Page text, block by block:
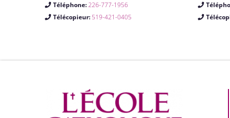
Téléphone:226-777-1956
Télécopieur: 519-421-0405